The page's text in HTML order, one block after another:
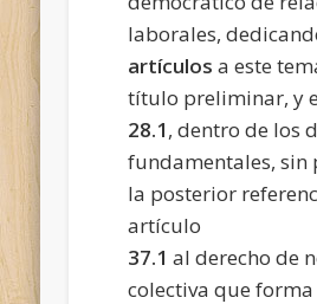
laborales,
artículos a este
título preliminar, y
28.1, dentro de los
fundamentales, sin
la posterior
artículo
37.1 al derecho de
colectiva que